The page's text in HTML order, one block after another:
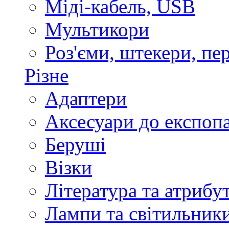
Міді-кабель, USB
Мультикори
Роз'єми, штекери,
Різне
Адаптери
Аксесуари до
Беруші
Візки
Література та
Лампи та